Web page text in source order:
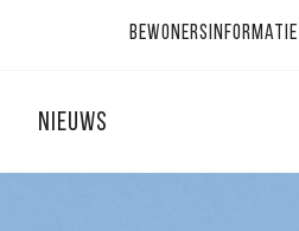
Bewonersinformatie
NIEUWS